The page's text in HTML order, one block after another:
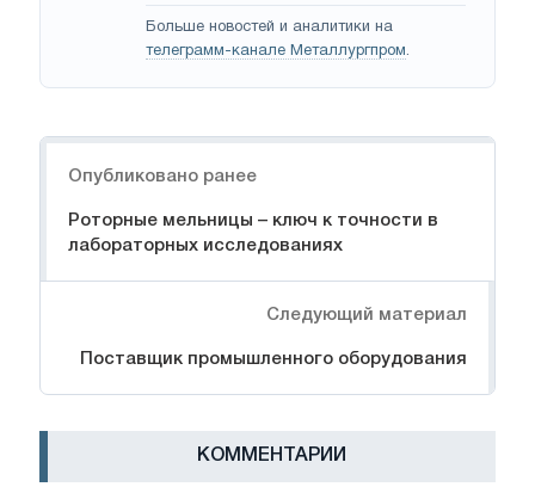
Больше новостей и аналитики на
телеграмм-канале Металлургпром.
Опубликовано ранее
Роторные мельницы – ключ к точности в
лабораторных исследованиях
Следующий материал
Поставщик промышленного оборудования
КОММЕНТАРИИ